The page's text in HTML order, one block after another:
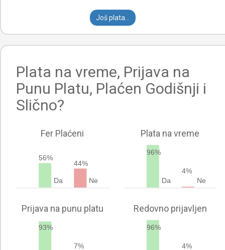
Još plata...
Plata na vreme, Prijava na
Punu Platu, Plaćen Godišnji i
Slično?
Fer Plaćeni
56%
Da
44%
Ne
Plata na vreme
96%
Da
4%
Ne
Prijava na punu platu
93%
7%
Redovno prijavljen
96%
4%